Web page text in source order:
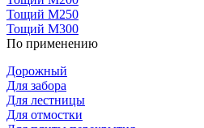
Тощий М250
Тощий М300
По применению
Дорожный
Для забора
Для лестницы
Для отмостки